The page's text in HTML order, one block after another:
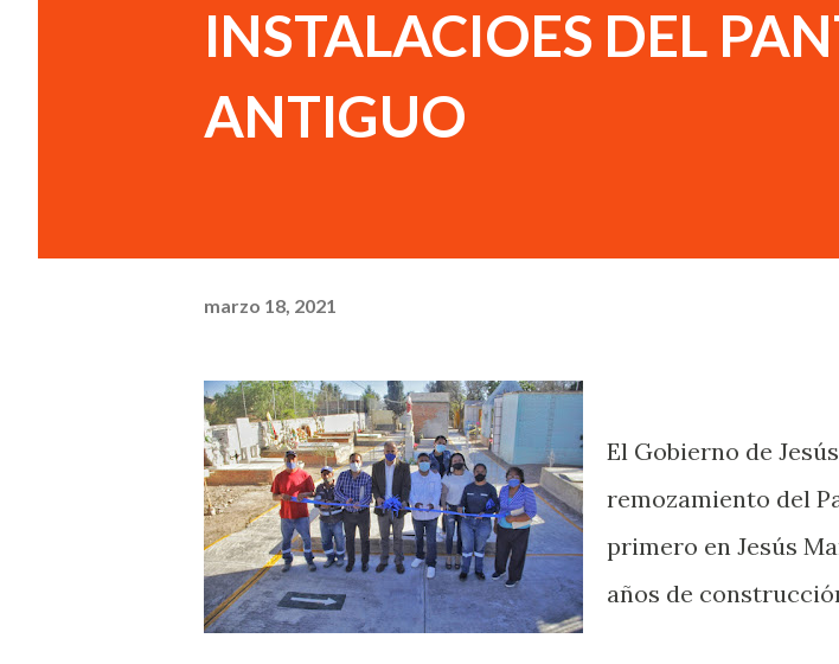
INSTALACIOES DEL
ANTIGUO
marzo 18, 2021
El Gobierno de
remozamiento del
primero en Jesús
años de